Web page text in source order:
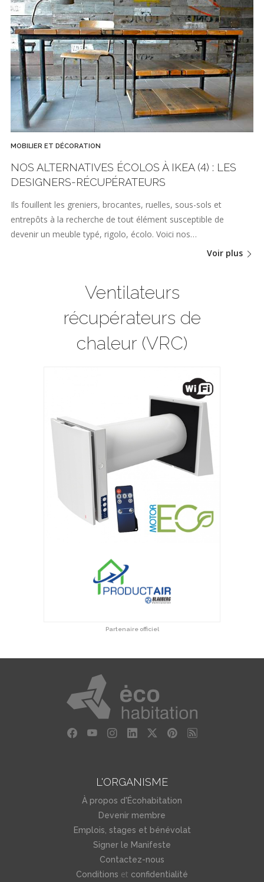
MOBILIER ET DÉCORATION
NOS ALTERNATIVES ÉCOLOS À IKEA (4) : LES
DESIGNERS-RÉCUPÉRATEURS
Ils fouillent les greniers, brocantes, ruelles, sous-sols et
entrepôts à la recherche de tout élément susceptible de
devenir un meuble typé, rigolo, écolo. Voici nos…
Voir plus
Ventilateurs
récupérateurs de
chaleur (VRC)
Partenaire officiel
L'ORGANISME
À propos d'Écohabitation
Devenir membre
Emplois, stages et bénévolat
Signer le Manifeste
Contactez-nous
Conditions et confidentialité